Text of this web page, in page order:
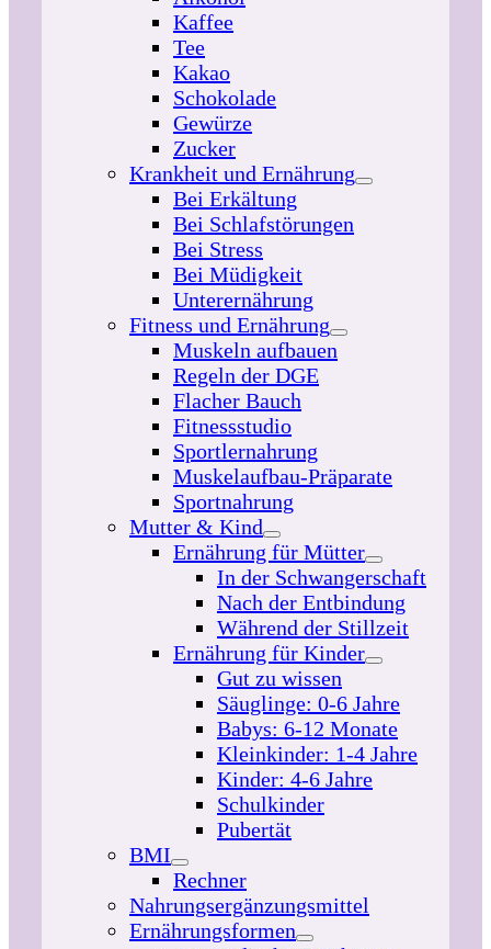
Kaffee
Tee
Kakao
Schokolade
Gewürze
Zucker
Krankheit und Ernährung
Bei Erkältung
Bei Schlafstörungen
Bei Stress
Bei Müdigkeit
Unterernährung
Fitness und Ernährung
Muskeln aufbauen
Regeln der DGE
Flacher Bauch
Fitnessstudio
Sportlernahrung
Muskelaufbau-Präparate
Sportnahrung
Mutter & Kind
Ernährung für Mütter
In der Schwangerschaft
Nach der Entbindung
Während der Stillzeit
Ernährung für Kinder
Gut zu wissen
Säuglinge: 0-6 Jahre
Babys: 6-12 Monate
Kleinkinder: 1-4 Jahre
Kinder: 4-6 Jahre
Schulkinder
Pubertät
BMI
Rechner
Nahrungsergänzungsmittel
Ernährungsformen